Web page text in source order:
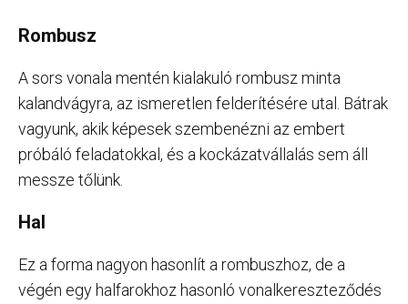
Rombusz
A sors vonala mentén kialakuló rombusz minta
kalandvágyra, az ismeretlen felderítésére utal. Bátrak
vagyunk, akik képesek szembenézni az embert
próbáló feladatokkal, és a kockázatvállalás sem áll
messze tőlünk.
Hal
Ez a forma nagyon hasonlít a rombuszhoz, de a
végén egy halfarokhoz hasonló vonalkereszteződés